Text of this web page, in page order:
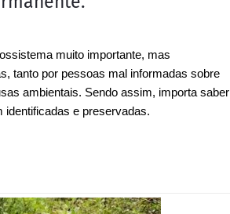
muito importante, mas
tanto por pessoas mal informadas sobre
ambientais. Sendo assim, importa saber
e preservadas.